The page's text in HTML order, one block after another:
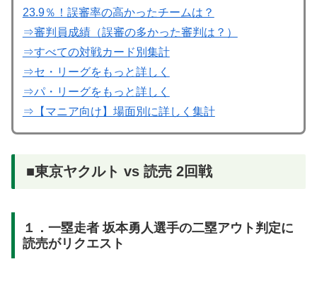
23.9％！誤審率の高かったチームは？
⇒審判員成績（誤審の多かった審判は？）
⇒すべての対戦カード別集計
⇒セ・リーグをもっと詳しく
⇒パ・リーグをもっと詳しく
⇒【マニア向け】場面別に詳しく集計
■東京ヤクルト vs 読売 2回戦
１．一塁走者 坂本勇人選手の二塁アウト判定に
読売がリクエスト